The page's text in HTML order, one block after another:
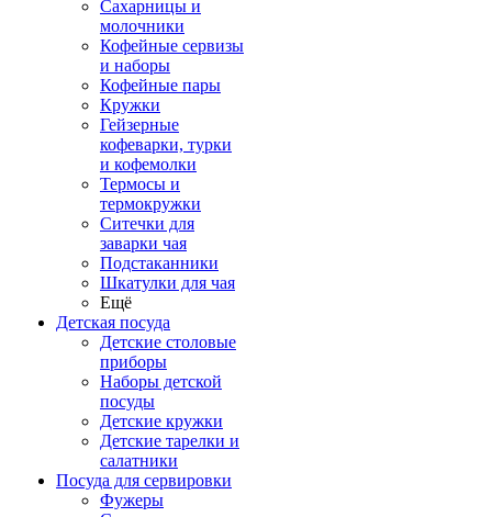
Сахарницы и
молочники
Кофейные сервизы
и наборы
Кофейные пары
Кружки
Гейзерные
кофеварки, турки
и кофемолки
Термосы и
термокружки
Ситечки для
заварки чая
Подстаканники
Шкатулки для чая
Ещё
Детская посуда
Детские столовые
приборы
Наборы детской
посуды
Детские кружки
Детские тарелки и
салатники
Посуда для сервировки
Фужеры